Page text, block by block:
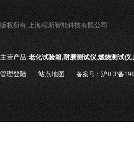
版权所有 上海程斯智能科技有限公司
主营产品:老化试验箱,耐磨测试仪,燃烧测试仪
管理登陆 站点地图 备案号：沪ICP备